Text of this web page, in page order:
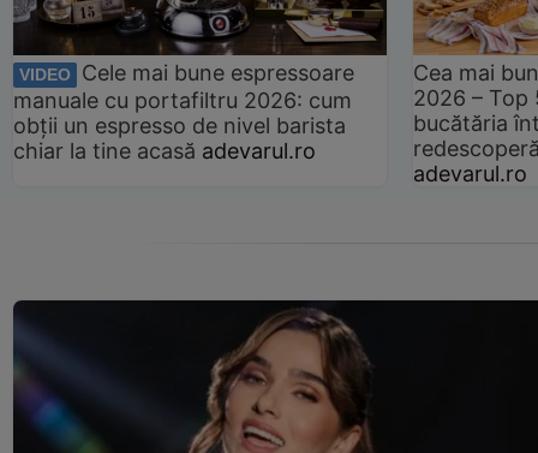
VIDEO
Cele mai bune espressoare
manuale cu portafiltru 2026: cum
obții un espresso de nivel barista
chiar la tine acasă adevarul.ro
Cea mai
2026 –
bucătăria
adevarul.ro